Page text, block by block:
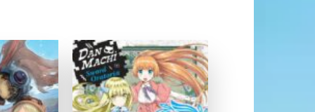
Ajouter
à la
wishlist
Ajouter
à la
wishlist